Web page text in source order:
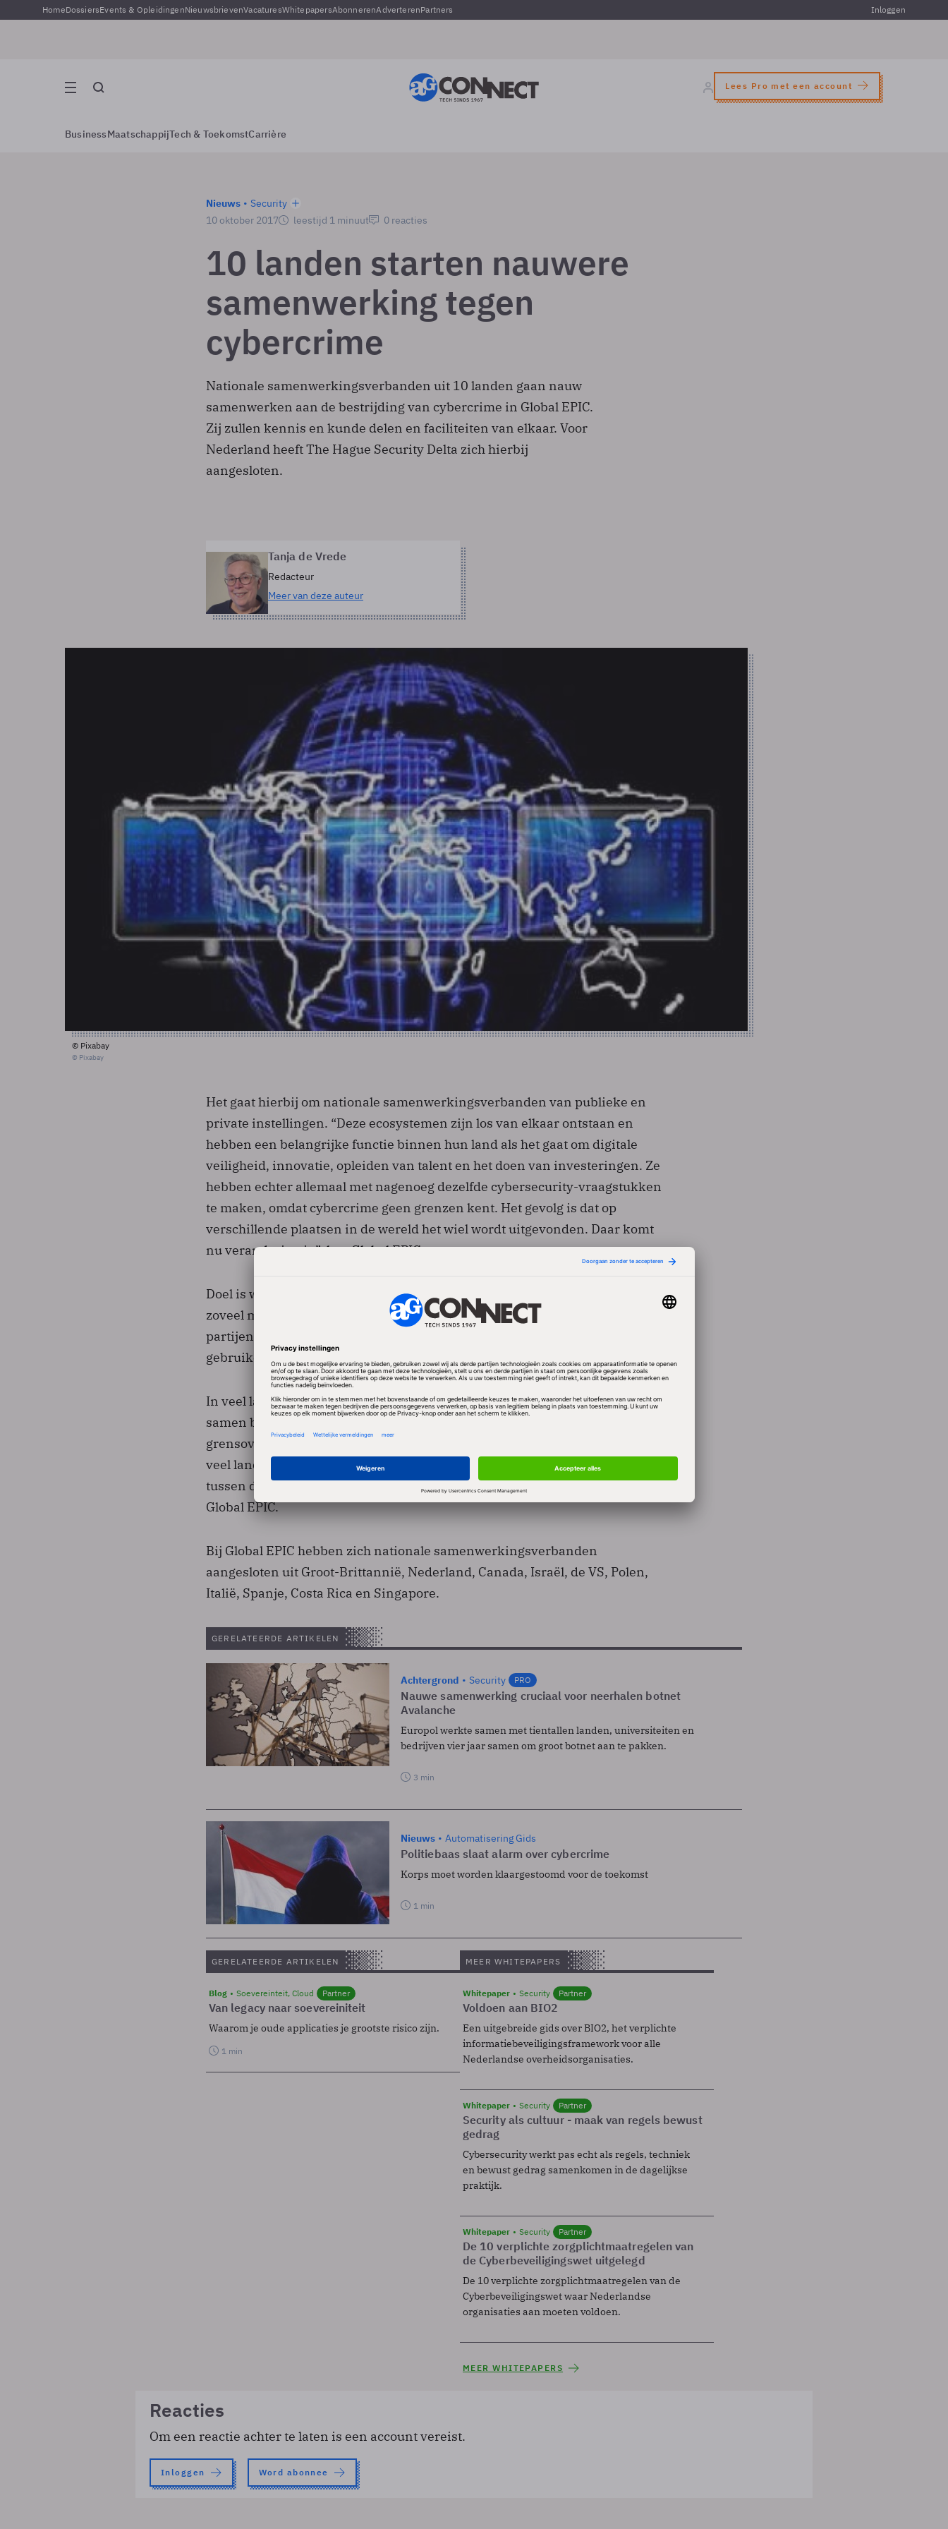
HomeDossiersEvents & OpleidingenNieuwsbrievenVacaturesWhitepapersAbonnerenAdverterenPartners Inloggen
Lees Pro met een account
BusinessMaatschappijTech & ToekomstCarrière
Nieuws
Security
10 oktober 2017
leestijd 1 minuut 0 reacties
10 landen starten nauwere
samenwerking tegen
cybercrime
Nationale samenwerkingsverbanden uit 10 landen gaan nauw
samenwerken aan de bestrijding van cybercrime in Global EPIC.
Zij zullen kennis en kunde delen en faciliteiten van elkaar. Voor
Nederland heeft The Hague Security Delta zich hierbij
aangesloten.
Tanja de Vrede
Redacteur
Meer van deze auteur
© Pixabay
© Pixabay
Het gaat hierbij om nationale samenwerkingsverbanden van publieke en
private instellingen. “Deze ecosystemen zijn los van elkaar ontstaan en
hebben een belangrijke functie binnen hun land als het gaat om digitale
veiligheid, innovatie, opleiden van talent en het doen van investeringen. Ze
hebben echter allemaal met nagenoeg dezelfde cybersecurity-vraagstukken
te maken, omdat cybercrime geen grenzen kent. Het gevolg is dat op
verschillende plaatsen in de wereld het wiel wordt uitgevonden. Daar komt
nu verandering in”, laat Global EPIC weten.
Doel is wereldwijd tot een gezamenlijke aanpak te komen. Daarvoor wordt
zoveel mogelijk kennis en kunde gedeeld. Ook kunnen de deelnemende
partijen elkaars faciliteiten, instrumenten, datasets en onderzoeksgegevens
gebruiken. Dat moet een grotere slagkracht en snelheid opleveren.
In veel landen werken overheid, bedrijfsleven en kennisinstellingen al nauw
samen bij de bestrijding van cybercrime. Maar gezien het
grensoverschrijdende karakter van deze soort criminaliteit en het feit dat
veel landen met dezelfde problemen en aanvallen kampen, is samenwerking
tussen die nationale samenwerkingsverbanden hard nodig, zo redeneert
Global EPIC.
Bij Global EPIC hebben zich nationale samenwerkingsverbanden
aangesloten uit Groot-Brittannië, Nederland, Canada, Israël, de VS, Polen,
Italië, Spanje, Costa Rica en Singapore.
GERELATEERDE ARTIKELEN
Achtergrond Security PRO
Nauwe samenwerking cruciaal voor neerhalen botnet
Avalanche
Europol werkte samen met tientallen landen, universiteiten en
bedrijven vier jaar samen om groot botnet aan te pakken.
3 min
Nieuws Automatisering Gids
Politiebaas slaat alarm over cybercrime
Korps moet worden klaargestoomd voor de toekomst
1 min
GERELATEERDE ARTIKELEN
Blog Soevereinteit, Cloud Partner
Van legacy naar soevereiniteit
Waarom je oude applicaties je grootste risico zijn.
1 min
MEER WHITEPAPERS
Whitepaper Security Partner
Voldoen aan BIO2
Een uitgebreide gids over BIO2, het verplichte
informatiebeveiligingsframework voor alle
Nederlandse overheidsorganisaties.
Whitepaper Security Partner
Security als cultuur - maak van regels bewust
gedrag
Cybersecurity werkt pas echt als regels, techniek
en bewust gedrag samenkomen in de dagelijkse
praktijk.
Whitepaper Security Partner
De 10 verplichte zorgplichtmaatregelen van
de Cyberbeveiligingswet uitgelegd
De 10 verplichte zorgplichtmaatregelen van de
Cyberbeveiligingswet waar Nederlandse
organisaties aan moeten voldoen.
MEER WHITEPAPERS
Reacties
Om een reactie achter te laten is een account vereist.
Inloggen Word abonnee